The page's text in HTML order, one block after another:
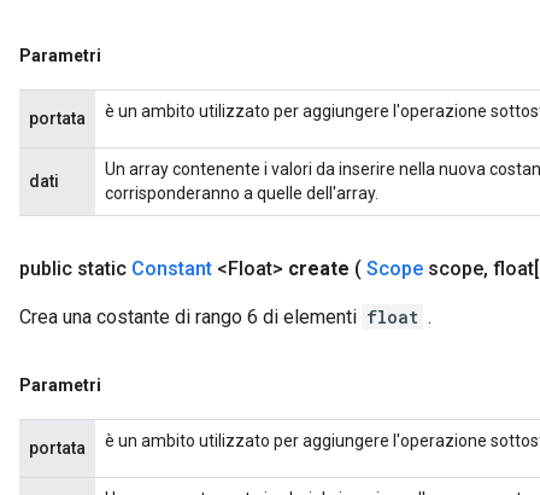
Parametri
portata è un ambito utilizzato per aggiungere l'operazione
dati
Un array contenente i valori da inserire nella nuova
corrisponderanno a quelle dell'array.
public static Constant <Float> create ( Scope scope,
Crea una costante di rango 6 di elementi float .
Parametri
portata è un ambito utilizzato per aggiungere l'operazione